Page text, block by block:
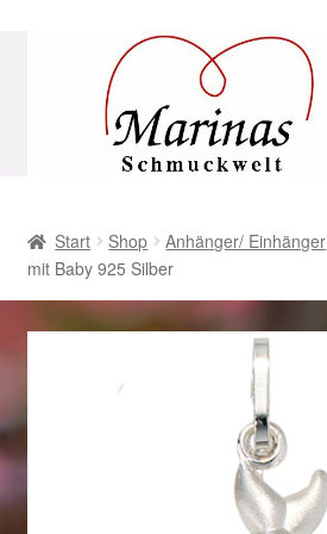
Navigation
AGB
Beispiel-Seite
Datenschutz
Geschenke zu Ostern 2023
Geschenke zu Ostern 2024
Start Shop Anhänger/ Einhänger
mit Baby 925 Silber